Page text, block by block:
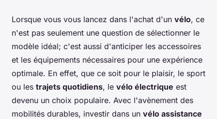
Lorsque vous vous lancez dans l'achat d'un vélo, ce
n'est pas seulement une question de sélectionner le
modèle idéal; c'est aussi d'anticiper les accessoires
et les équipements nécessaires pour une expérience
optimale. En effet, que ce soit pour le plaisir, le sport
ou les trajets quotidiens, le vélo électrique est
devenu un choix populaire. Avec l'avènement des
mobilités durables, investir dans un vélo assistance